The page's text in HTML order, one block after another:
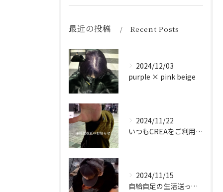
最近の投稿 Recent Posts
2024/12/03
purple × pink beige
2024/11/22
いつもCREAをご利用頂き誠に有難う御座います！
2024/11/15
自給自足の生活送ってます